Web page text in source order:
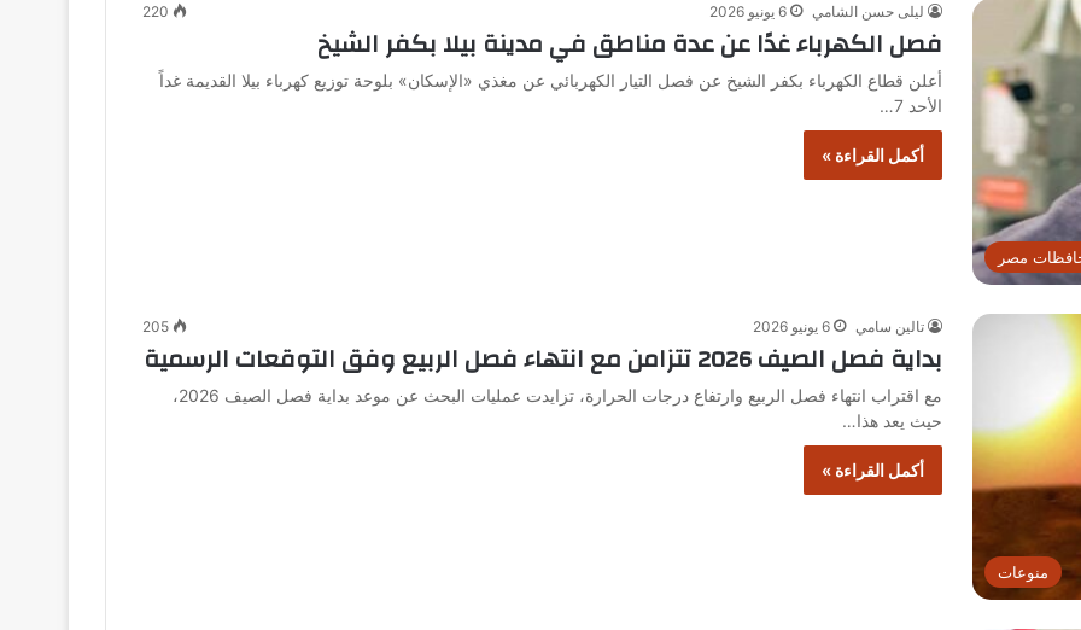
مصر
ليلى حسن الشامي 6 يونيو 2026 220
فصل الكهرباء غدًا عن عدة مناطق في مدينة بيلا بكفر الشيخ
أعلن قطاع الكهرباء بكفر الشيخ عن فصل التيار الكهربائي عن مغذي «الإسكان» بلوحة توزيع كهرباء بيلا القديمة غداً
الأحد 7…
أكمل القراءة »
منوعات
تالين سامي 6 يونيو 2026 205
بداية فصل الصيف 2026 تتزامن مع انتهاء فصل الربيع وفق التوقعات الرسمية
مع اقتراب انتهاء فصل الربيع وارتفاع درجات الحرارة، تزايدت عمليات البحث عن موعد بداية فصل الصيف 2026،
حيث يعد هذا…
أكمل القراءة »